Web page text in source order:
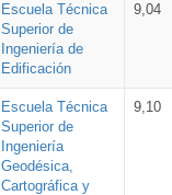
Escuela Técnica
Superior de
Ingeniería de
Edificación
9,04
Escuela Técnica
Superior de
Ingeniería
Geodésica,
Cartográfica y
9,10